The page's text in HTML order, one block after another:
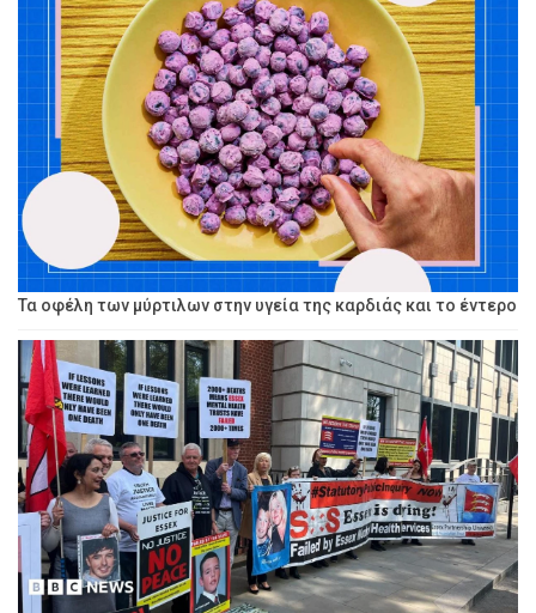
Τα οφέλη των μύρτιλων στην υγεία της καρδιάς και το έντερο